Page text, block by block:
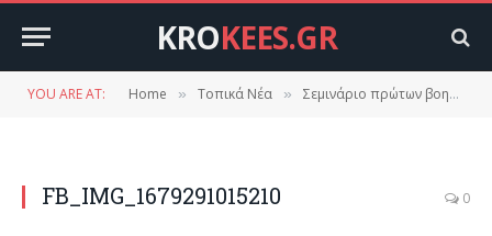
KROKEES.GR
YOU ARE AT: Home » Τοπικά Νέα » Σεμινάριο πρώτων βοηθειών στο Δαφνί.
FB_IMG_1679291015210 0